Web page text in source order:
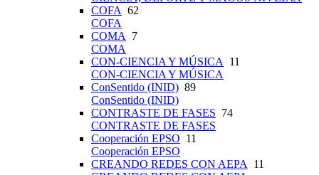
COFA 62
COFA
COMA
7
COMA
CON-CIENCIA Y MÚSICA
11
CON-CIENCIA Y MÚSICA
ConSentido (INID) 89
ConSentido (INID)
CONTRASTE DE FASES 74
CONTRASTE DE FASES
Cooperación EPSO 11
Cooperación EPSO
CREANDO REDES CON AEPA
11